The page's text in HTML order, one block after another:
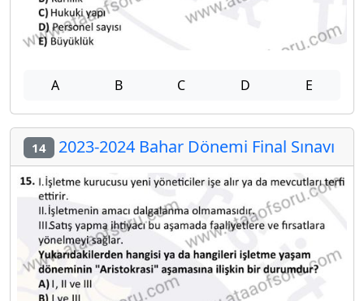
A B C D E
14 2023-2024 Bahar Dönemi Final Sınavı